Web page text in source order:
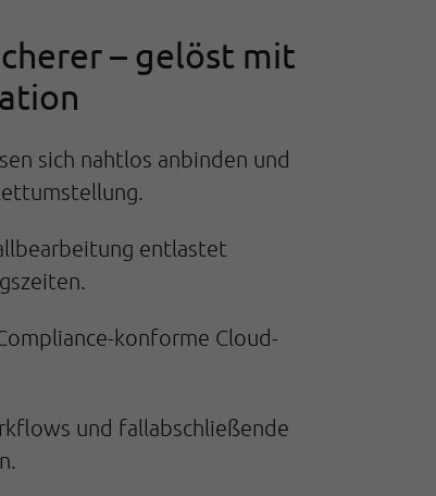
– gelöst mit
sich nahtlos anbinden und
entlastet
konforme Cloud-
und fallabschließende